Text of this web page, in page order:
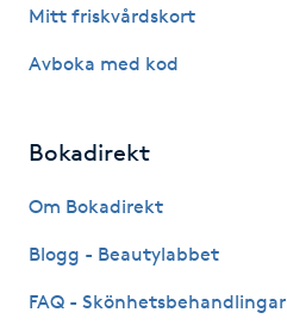
Hot Stone Massage
Hot yoga
Mitt friskvårdskort
Avboka med kod
Bokadirekt
Om Bokadirekt
Blogg - Beautylabbet
FAQ - Skönhetsbehandlingar